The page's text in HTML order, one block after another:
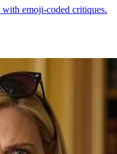
emoji-coded critiques.